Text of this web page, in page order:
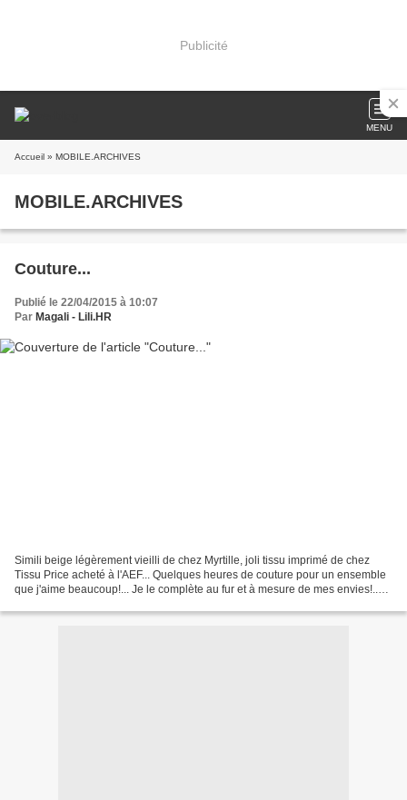
Publicité
MENU
Accueil » MOBILE.ARCHIVES
MOBILE.ARCHIVES
Couture...
Publié le 22/04/2015 à 10:07
Par Magali - Lili.HR
Simili beige légèrement vieilli de chez Myrtille, joli tissu imprimé de chez
Tissu Price acheté à l'AEF... Quelques heures de couture pour un ensemble
que j'aime beaucoup!... Je le complète au fur et à mesure de mes envies!..